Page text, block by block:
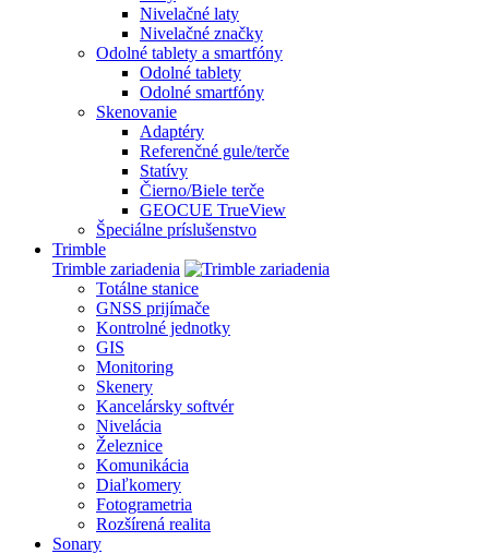
Nivelačné laty
Nivelačné značky
Odolné tablety a smartfóny
Odolné tablety
Odolné smartfóny
Skenovanie
Adaptéry
Referenčné gule/terče
Statívy
Čierno/Biele terče
GEOCUE TrueView
Špeciálne príslušenstvo
Trimble
Trimble zariadenia
Totálne stanice
GNSS prijímače
Kontrolné jednotky
GIS
Monitoring
Skenery
Kancelársky softvér
Nivelácia
Železnice
Komunikácia
Diaľkomery
Fotogrametria
Rozšírená realita
Sonary